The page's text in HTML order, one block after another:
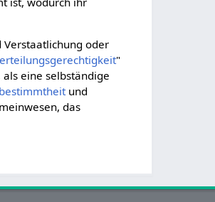
Verstaatlichung oder
"
eine selbständige
und
das